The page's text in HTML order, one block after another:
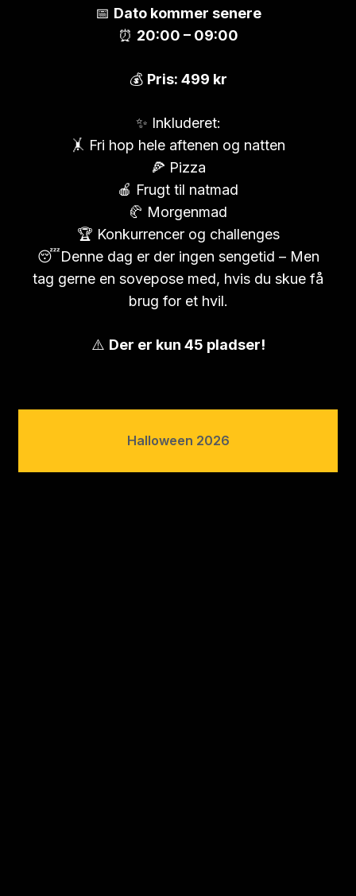
Halloween 2026
📅 Dato kommer senere
⏰ 20:00 – 09:00
💰 Pris: 499 kr
✨ Inkluderet:
🤸 Fri hop hele aftenen og natten
🍕 Pizza
🍎 Frugt til natmad
🥐 Morgenmad
🏆 Konkurrencer og challenges
😴Denne dag er der ingen sengetid – Men
tag gerne en sovepose med, hvis du skue få
brug for et hvil.
⚠️ Der er kun 45 pladser!